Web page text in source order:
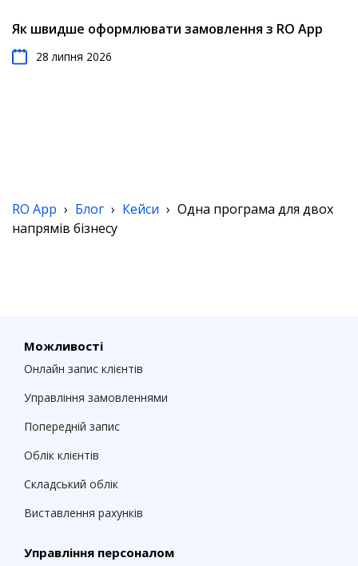
Як швидше оформлювати замовлення з RO App
28 липня 2026
RO App › Блог › Кейси › Одна програма для двох
напрямів бізнесу
Можливості
Онлайн запис клієнтів
Управління замовленнями
Попередній запис
Облік клієнтів
Складський облік
Виставлення рахунків
Управління персоналом